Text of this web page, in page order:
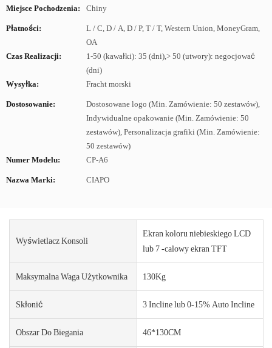
Miejsce Pochodzenia: Chiny
Płatności:
L / C, D / A, D / P, T / T, Western Union, MoneyGram,
OA
Czas Realizacji:
1-50 (kawałki): 35 (dni),> 50 (utwory): negocjować
(dni)
Wysyłka:
Fracht morski
Dostosowanie:
Dostosowane logo (Min. Zamówienie: 50 zestawów),
Indywidualne opakowanie (Min. Zamówienie: 50
zestawów), Personalizacja grafiki (Min. Zamówienie:
50 zestawów)
Numer Modelu:
CP-A6
Nazwa Marki: CIAPO
Wyświetlacz Konsoli
Ekran koloru niebieskiego LCD
lub 7 -calowy ekran TFT
Maksymalna Waga Użytkownika 130Kg
Skłonić 3 Incline lub 0-15% Auto Incline
Obszar Do Biegania 46*130CM